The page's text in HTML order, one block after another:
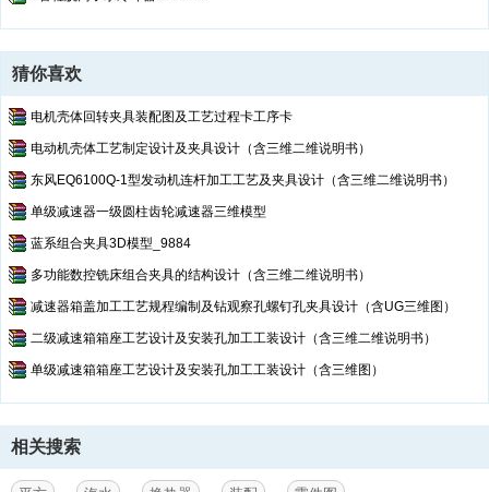
猜你喜欢
电机壳体回转夹具装配图及工艺过程卡工序卡
电动机壳体工艺制定设计及夹具设计（含三维二维说明书）
东风EQ6100Q-1型发动机连杆加工工艺及夹具设计（含三维二维说明书）
单级减速器一级圆柱齿轮减速器三维模型
蓝系组合夹具3D模型_9884
多功能数控铣床组合夹具的结构设计（含三维二维说明书）
减速器箱盖加工工艺规程编制及钻观察孔螺钉孔夹具设计（含UG三维图）
二级减速箱箱座工艺设计及安装孔加工工装设计（含三维二维说明书）
单级减速箱箱座工艺设计及安装孔加工工装设计（含三维图）
相关搜索